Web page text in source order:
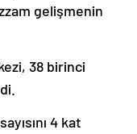
gelişmenin
38 birinci
4 kat